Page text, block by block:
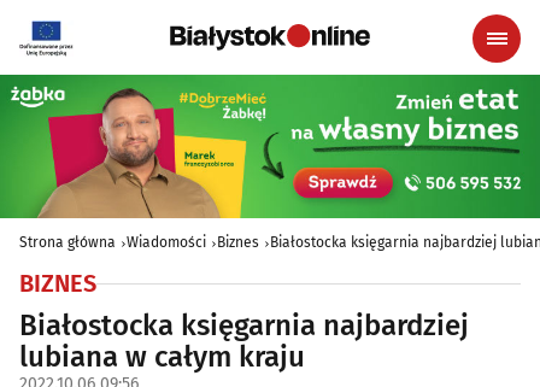
Strona główna Wiadomości Biznes Białostocka księgarnia najbardziej
BIZNES
Białostocka księgarnia najbardziej
lubiana w całym kraju